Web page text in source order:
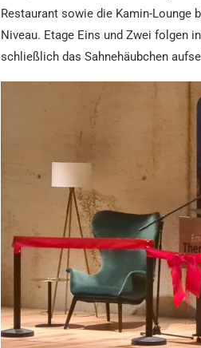
Restaurant sowie die Kamin-
Niveau. Etage Eins und Zwei folgen
schließlich das Sahnehäubchen